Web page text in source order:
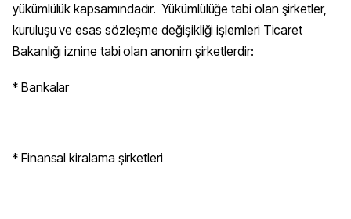
yükümlülük kapsamındadır. Yükümlülüğe tabi olan şirketler,
kuruluşu ve esas sözleşme değişikliği işlemleri Ticaret
Bakanlığı iznine tabi olan anonim şirketlerdir:
* Bankalar
* Finansal kiralama şirketleri